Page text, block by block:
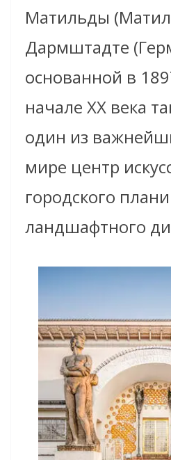
Матильды
Дармштадте
основанной в
начале ХХ века
один из
мире центр
городского
ландшафтного